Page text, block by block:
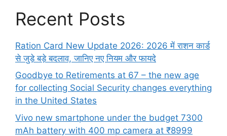
Recent Posts
Ration Card New Update 2026: 2026 में राशन कार्ड
से जुड़े बड़े बदलाव, जानिए नए नियम और फायदे
Goodbye to Retirements at 67 – the new age
for collecting Social Security changes everything
in the United States
Vivo new smartphone under the budget 7300
mAh battery with 400 mp camera at ₹8999